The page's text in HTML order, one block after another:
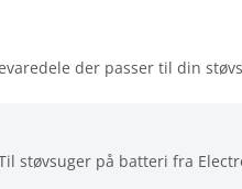
der passer til din
støvsuger på batteri fra